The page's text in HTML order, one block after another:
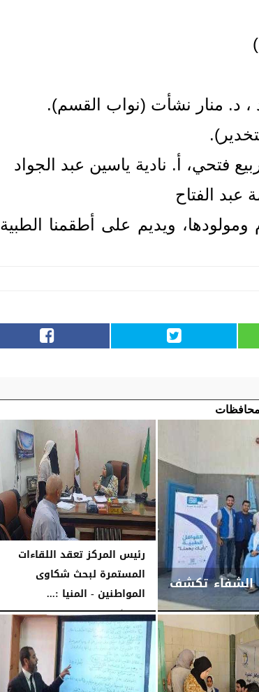
د. منار نشأت (نواب القسم).
فتحي، أ. نادية ياسين عبد الجواد
عبد الفتاح
ومولودها، ويديم على أطقمنا الطبية
محافظات
الشفاء تكشف
رئيس المركز تعقد اللقاءات
المستمرة لبحث شكاوى
المواطنين - المنيا :...
الثلاثاء، 4 أغسطس 2026 03:00 مـ